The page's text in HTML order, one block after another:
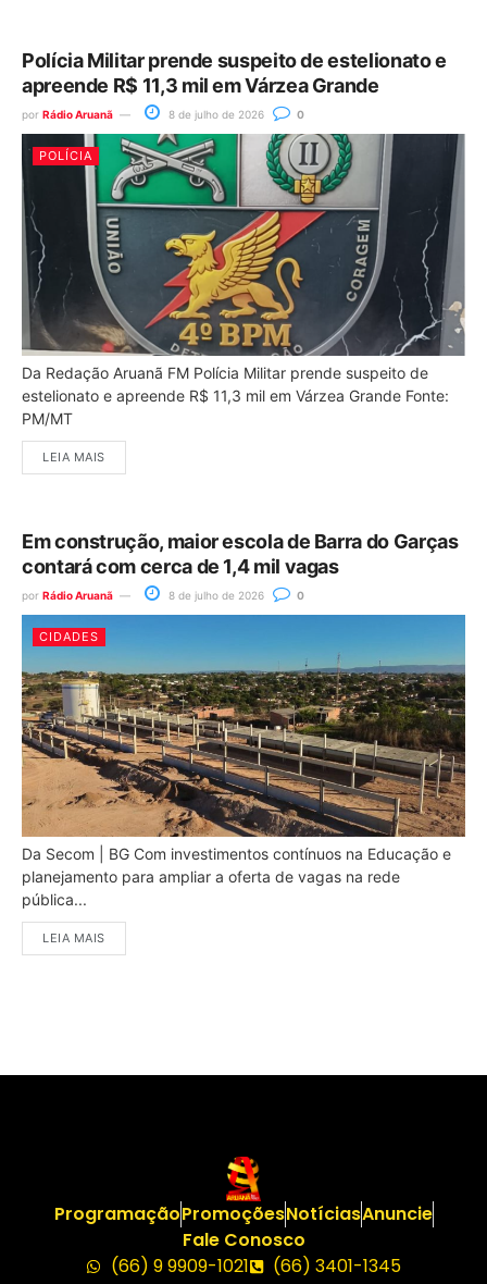
Polícia Militar prende suspeito de estelionato e
apreende R$ 11,3 mil em Várzea Grande
por Rádio Aruanã 8 de julho de 2026 0
POLÍCIA
Da Redação Aruanã FM Polícia Militar prende suspeito de
estelionato e apreende R$ 11,3 mil em Várzea Grande Fonte:
PM/MT
LEIA MAIS
Em construção, maior escola de Barra do Garças
contará com cerca de 1,4 mil vagas
por Rádio Aruanã 8 de julho de 2026 0
CIDADES
Da Secom | BG Com investimentos contínuos na Educação e
planejamento para ampliar a oferta de vagas na rede
pública...
LEIA MAIS
ProgramaçãoPromoçõesNotíciasAnuncie
Fale Conosco
(66) 9 9909-1021
(66) 3401-1345